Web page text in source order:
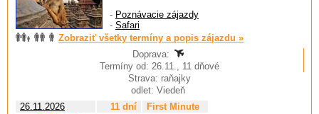
- Poznávacie zájazdy
- Safari
Zobraziť všetky termíny a popis zájazdu »
Doprava:
Termíny od: 26.11., 11 dňové
Strava: raňajky
odlet: Viedeň
26.11.2026
11 dní
First Minute